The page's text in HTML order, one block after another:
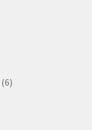
66